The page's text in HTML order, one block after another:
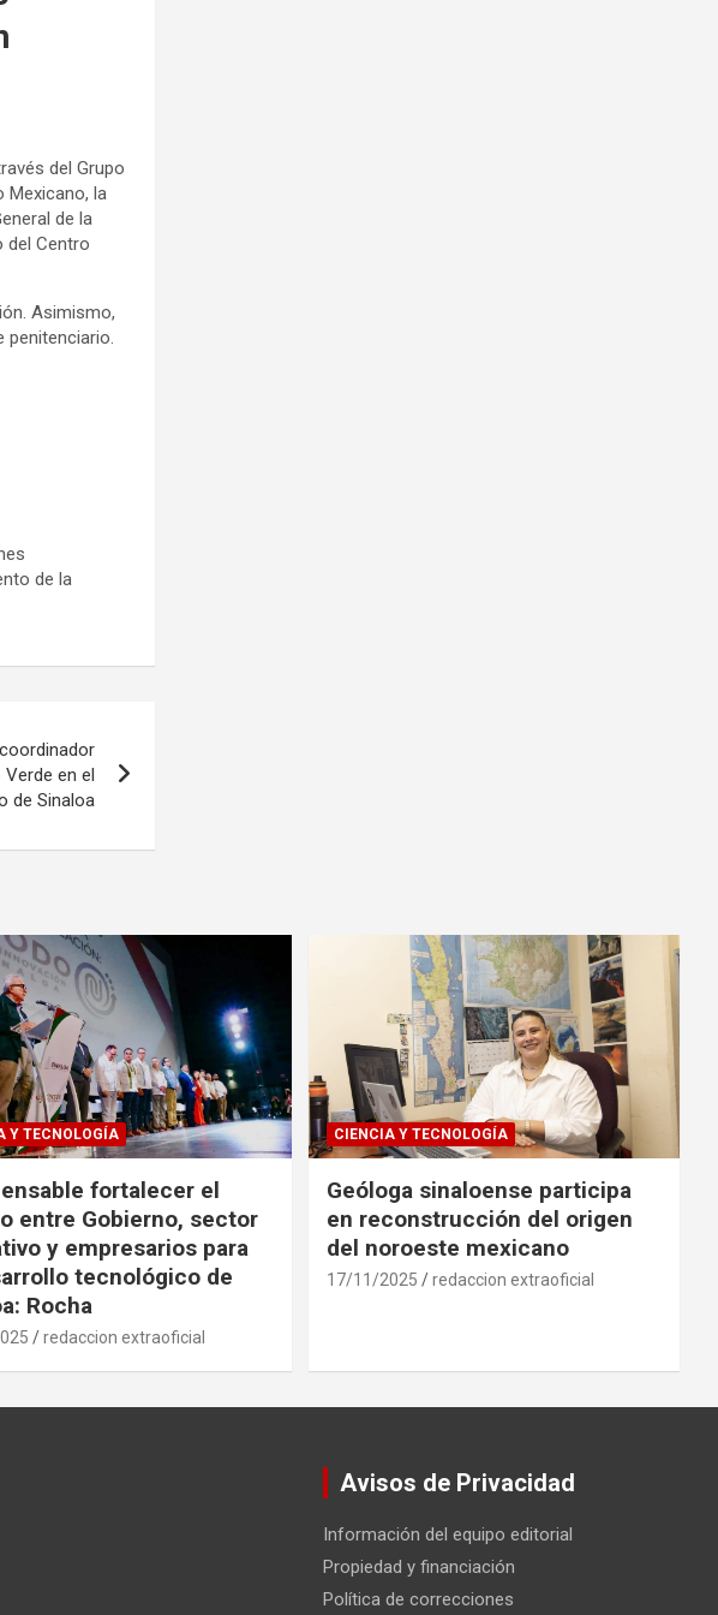
del Grupo
Mexicano, la
de la
del Centro
Asimismo,
penitenciario.
de la
en el
de Sinaloa
Y TECNOLOGÍA
fortalecer el
entre Gobierno, sector
y empresarios para
tecnológico de
Rocha
redaccion extraoficial
CIENCIA Y TECNOLOGÍA
Geóloga sinaloense participa
en reconstrucción del origen
del noroeste mexicano
17/11/2025 redaccion extraoficial
Avisos de Privacidad
Información del equipo editorial
Propiedad y financiación
Política de correcciones